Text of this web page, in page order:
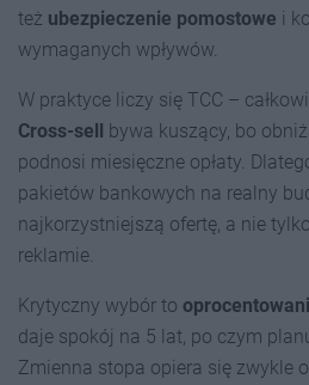
też ubezpieczenie pomostowe i
wymaganych wpływów.
W praktyce liczy się TCC –
Cross-sell bywa kuszący, bo
podnosi miesięczne opłaty.
pakietów bankowych na realny
najkorzystniejszą ofertę, a nie
reklamie.
Krytyczny wybór to
daje spokój na 5 lat, po czym
Zmienna stopa opiera się zwykle